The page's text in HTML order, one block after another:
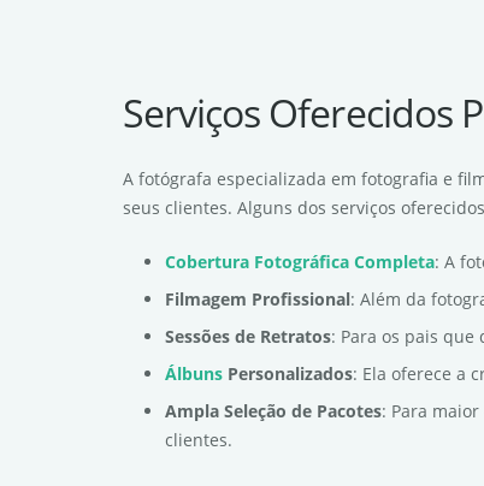
Serviços Oferecidos
A fotógrafa especializada em fotografia e
seus clientes. Alguns dos serviços
Cobertura Fotográfica Completa: A
Filmagem Profissional: Além da
Sessões de Retratos: Para os pais
Álbuns Personalizados: Ela oferece a
Ampla Seleção de Pacotes: Para
clientes.